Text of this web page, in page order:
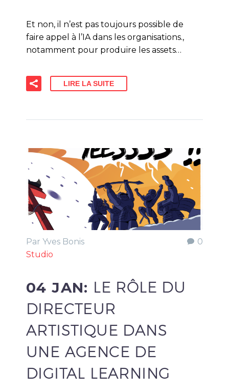
Et non, il n’est pas toujours possible de
faire appel à l’IA dans les organisations.,
notamment pour produire les assets…
LIRE LA SUITE
0
Par Yves Bonis
Studio
04 JAN: LE RÔLE DU
DIRECTEUR
ARTISTIQUE DANS
UNE AGENCE DE
DIGITAL LEARNING